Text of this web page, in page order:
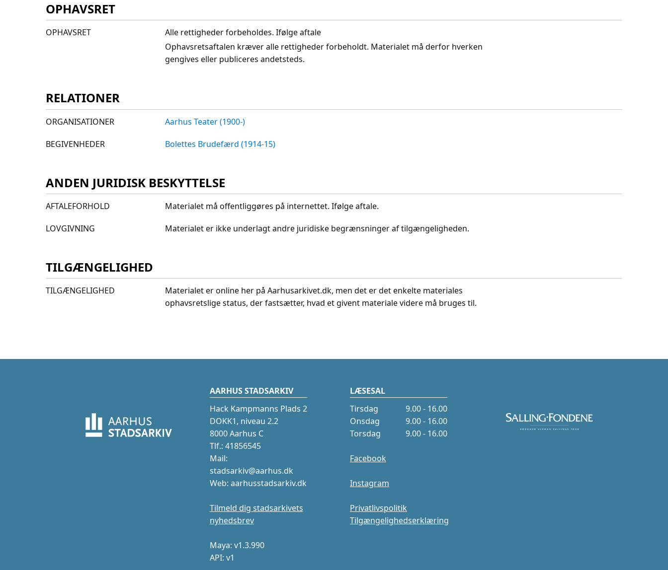
OPHAVSRET
OPHAVSRET
Alle rettigheder forbeholdes. Ifølge aftale
Ophavsretsaftalen kræver alle rettigheder forbeholdt. Materialet må derfor hverken
gengives eller publiceres andetsteds.
RELATIONER
ORGANISATIONER Aarhus Teater (1900-)
BEGIVENHEDER Bolettes Brudefærd (1914-15)
ANDEN JURIDISK BESKYTTELSE
AFTALEFORHOLD Materialet må offentliggøres på internettet. Ifølge aftale.
LOVGIVNING Materialet er ikke underlagt andre juridiske begrænsninger af tilgængeligheden.
TILGÆNGELIGHED
TILGÆNGELIGHED
Materialet er online her på Aarhusarkivet.dk, men det er det enkelte materiales
ophavsretslige status, der fastsætter, hvad et givent materiale videre må bruges til.
AARHUS STADSARKIV
Hack Kampmanns Plads 2
DOKK1, niveau 2.2
8000 Aarhus C
Tlf.: 41856545
Mail:
stadsarkiv@aarhus.dk
Web: aarhusstadsarkiv.dk
Tilmeld dig stadsarkivets
nyhedsbrev
Maya: v1.3.990
API: v1
LÆSESAL
Tirsdag
9.00 - 16.00
Onsdag
9.00 - 16.00
Torsdag
9.00 - 16.00
Facebook
Instagram
Privatlivspolitik
Tilgængelighedserklæring